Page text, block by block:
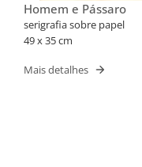
Homem e Pássaro
serigrafia sobre papel
49 x 35 cm
Mais detalhes